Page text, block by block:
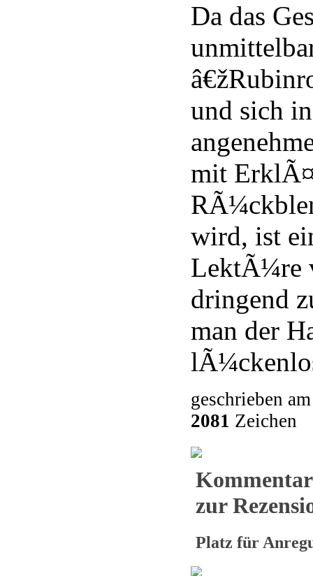
Da das
und sich
mit
wird, ist
LektÃ¼re
dringend
man der
geschrieben
2081 Zeichen
zur
Platz für